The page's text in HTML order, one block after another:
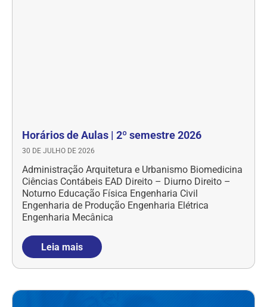
Horários de Aulas | 2º semestre 2026
30 DE JULHO DE 2026
Administração Arquitetura e Urbanismo Biomedicina
Ciências Contábeis EAD Direito – Diurno Direito –
Noturno Educação Física Engenharia Civil
Engenharia de Produção Engenharia Elétrica
Engenharia Mecânica
Leia mais